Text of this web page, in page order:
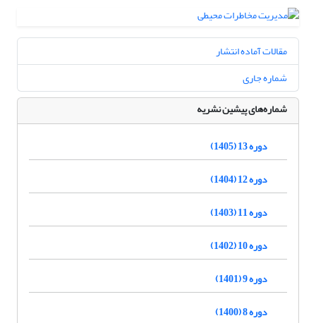
مقالات آماده انتشار
شماره جاری
شماره‌های پیشین نشریه
دوره 13 (1405)
دوره 12 (1404)
دوره 11 (1403)
دوره 10 (1402)
دوره 9 (1401)
دوره 8 (1400)